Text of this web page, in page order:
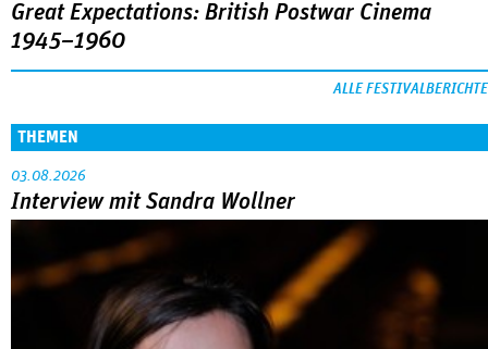
Great Expectations: British Postwar Cinema
1945–1960
ALLE FESTIVALBERICHTE
THEMEN
03.08.2026
Interview mit Sandra Wollner